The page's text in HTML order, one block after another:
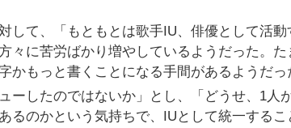
して、「もともとは歌手IU、俳優として活
々に苦労ばかり増やしているようだった。
かもっと書くことになる手間があるようだっ
ーしたのではないか」とし、「どうせ、1人
るのかという気持ちで、IUとして統一する